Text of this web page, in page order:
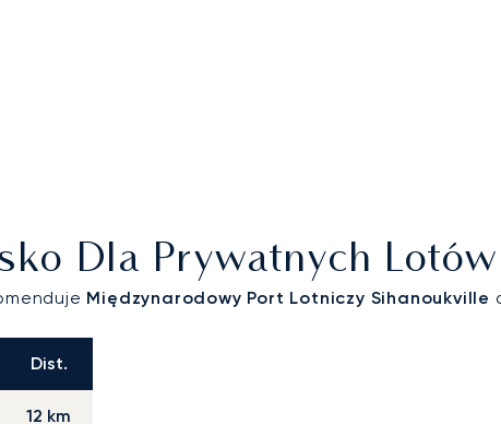
Dla Prywatnych
Międzynarodowy Port Lotniczy Sihanoukville
Dist.
12 km